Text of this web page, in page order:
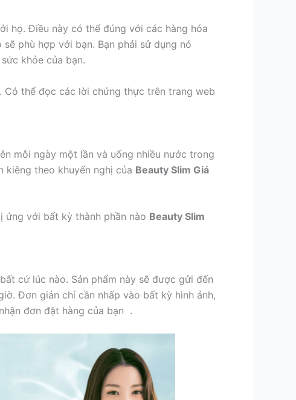
họ. Điều này có thể đúng với các hàng hóa
phù hợp với bạn. Bạn phải sử dụng nó
khỏe của bạn.
Có thể đọc các lời chứng thực trên trang web
mỗi ngày một lần và uống nhiều nước trong
kiêng theo khuyến nghị của Beauty Slim Giá
ứng với bất kỳ thành phần nào Beauty Slim
bất cứ lúc nào. Sản phẩm này sẽ được gửi đến
Đơn giản chỉ cần nhấp vào bất kỳ hình ảnh,
đơn đặt hàng của bạn .